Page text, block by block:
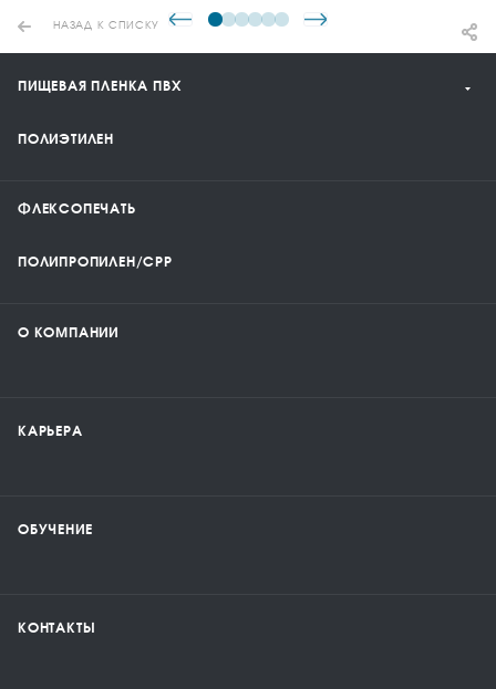
НАЗАД К СПИСКУ
ПИЩЕВАЯ ПЛЕНКА ПВХ
ПОЛИЭТИЛЕН
ФЛЕКСОПЕЧАТЬ
ПОЛИПРОПИЛЕН/CPP
О КОМПАНИИ
КАРЬЕРА
ОБУЧЕНИЕ
КОНТАКТЫ